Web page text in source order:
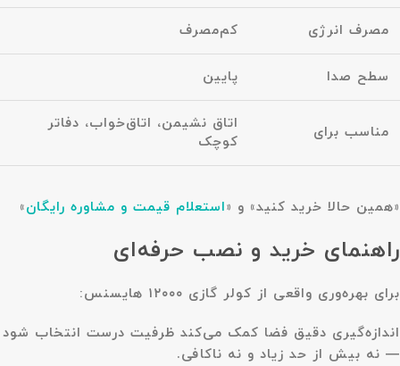
مصرف انرژی کم‌مصرف
سطح صدا پایین
مناسب برای
اتاق نشیمن، اتاق‌خواب، دفاتر
کوچک
«همین حالا خرید کنید» و «استعلام قیمت و مشاوره رایگان»
راهنمای خرید و نصب حرفه‌ای
برای بهره‌وری واقعی از کولر گازی ۱۲۰۰۰ هایسنس:
اندازه‌گیری دقیق فضا کمک می‌کند ظرفیت درست انتخاب شود
— نه بیش‌ از حد زیاد و نه ناکافی.